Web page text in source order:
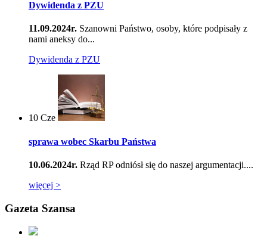
Dywidenda z PZU
11.09.2024r. Szanowni Państwo, osoby, które podpisały z
nami aneksy do...
Dywidenda z PZU
10 Cze
sprawa wobec Skarbu Państwa
10.06.2024r. Rząd RP odniósł się do naszej argumentacji....
więcej >
Gazeta Szansa